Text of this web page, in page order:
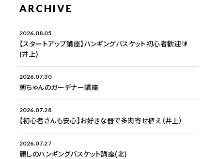
ARCHIVE
2026.08.05
【スタートアップ講座】ハンギングバスケット初心者歓迎🔰
(井上)
2026.07.30
朝ちゃんのガーデナー講座
2026.07.28
【初心者さんも安心】お好きな器で多肉寄せ植え（井上）
2026.07.27
麗しのハンギングバスケット講座(北)